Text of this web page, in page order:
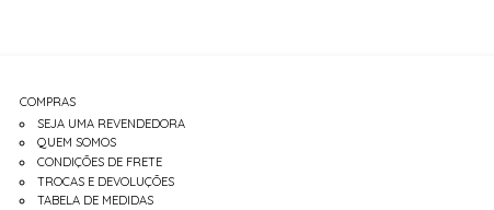
COMPRAS
SEJA UMA REVENDEDORA
QUEM SOMOS
CONDIÇÕES DE FRETE
TROCAS E DEVOLUÇÕES
TABELA DE MEDIDAS